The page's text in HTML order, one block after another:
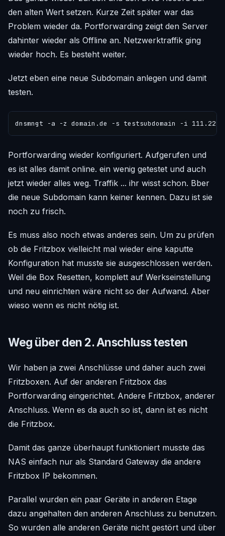
den alten Wert setzen. Kurze Zeit später war das
Problem wieder da. Portforwarding zeigt den Server
dahinter wieder als Offline an. Netzwerktraffik ging
wieder hoch. Es besteht weiter.
Jetzt eben eine neue Subdomain anlegen und damit
testen.
Portforwarding wieder konfiguriert. Aufgerufen und
es ist alles damit online. ein wenig getestet und auch
jetzt wieder alles weg. Traffik ... ihr wisst schon. Bber
die neue Subdomain kann keiner kennen. Dazu ist sie
noch zu frisch.
Es muss also noch etwas anderes sein. Um zu prüfen
ob die Fritzbox vielleicht mal wieder eine kaputte
Konfiguration hat musste sie ausgeschlossen werden.
Weil die Box Resetten, komplett auf Werkseinstellung
und neu einrichten wäre nicht so der Aufwand. Aber
wieso wenn es nicht nötig ist.
Weg über den 2. Anschluss testen
Wir haben ja zwei Anschlüsse und daher auch zwei
Fritzboxen. Auf der anderen Fritzbox das
Portforwarding eingerichtet. Andere Fritzbox, anderer
Anschluss. Wenn es da auch so ist, dann ist es nicht
die Fritzbox.
Damit das ganze überhaupt funktioniert musste das
NAS einfach nur als Standard Gateway die andere
Fritzbox IP bekommen.
Parallel wurden ein paar Geräte in anderen Etage
dazu angehalten den anderen Anschluss zu benutzen.
So wurden alle anderen Geräte nicht gestört und über